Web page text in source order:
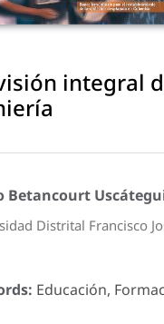
integral
Betancourt
Distrital Francisco
Educación,